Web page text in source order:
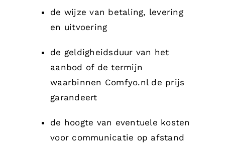
de wijze van betaling, levering
en uitvoering
de geldigheidsduur van het
aanbod of de termijn
waarbinnen Comfyo.nl de prijs
garandeert
de hoogte van eventuele kosten
voor communicatie op afstand